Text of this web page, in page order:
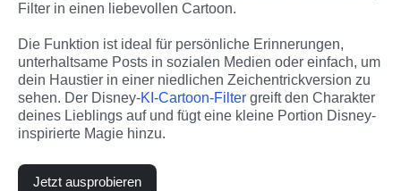
Filter in einen liebevollen Cartoon.
Die Funktion ist ideal für persönliche Erinnerungen,
unterhaltsame Posts in sozialen Medien oder einfach, um
dein Haustier in einer niedlichen Zeichentrickversion zu
sehen. Der Disney-KI-Cartoon-Filter greift den Charakter
deines Lieblings auf und fügt eine kleine Portion Disney-
inspirierte Magie hinzu.
Jetzt ausprobieren